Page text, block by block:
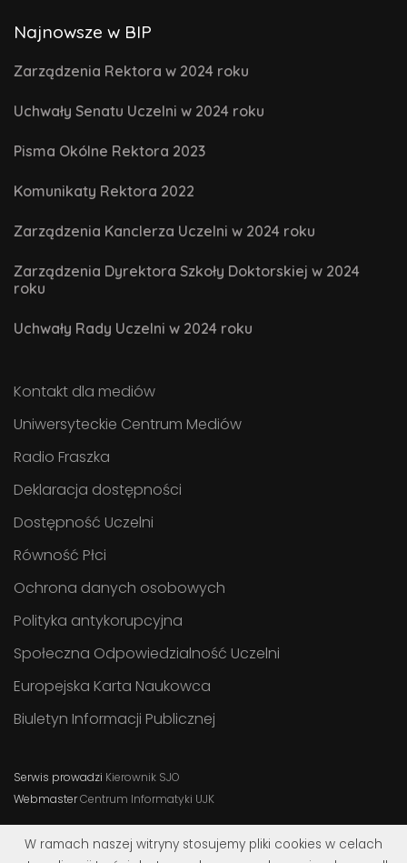
Najnowsze w BIP
Zarządzenia Rektora w 2024 roku
Uchwały Senatu Uczelni w 2024 roku
Pisma Okólne Rektora 2023
Komunikaty Rektora 2022
Zarządzenia Kanclerza Uczelni w 2024 roku
Zarządzenia Dyrektora Szkoły Doktorskiej w 2024
roku
Uchwały Rady Uczelni w 2024 roku
Kontakt dla mediów
Uniwersyteckie Centrum Mediów
Radio Fraszka
Deklaracja dostępności
Dostępność Uczelni
Równość Płci
Ochrona danych osobowych
Polityka antykorupcyjna
Społeczna Odpowiedzialność Uczelni
Europejska Karta Naukowca
Biuletyn Informacji Publicznej
Serwis prowadzi Kierownik SJO
WebmasterCentrum Informatyki UJK
W ramach naszej witryny stosujemy pliki cookies w celach